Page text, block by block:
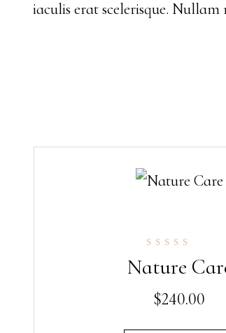
iaculis erat scelerisque.
Rated
5.00
out of 5
Nature
$240.00